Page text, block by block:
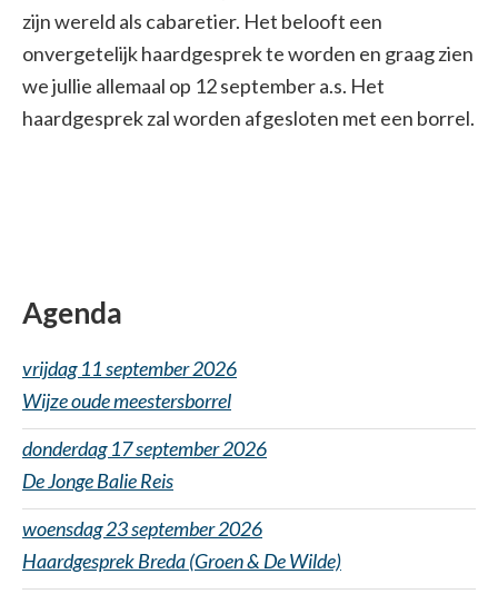
zijn wereld als cabaretier. Het belooft een
onvergetelijk haardgesprek te worden en graag zien
we jullie allemaal op 12 september a.s. Het
haardgesprek zal worden afgesloten met een borrel.
Agenda
vrijdag 11 september 2026
Wijze oude meestersborrel
donderdag 17 september 2026
De Jonge Balie Reis
woensdag 23 september 2026
Haardgesprek Breda (Groen & De Wilde)